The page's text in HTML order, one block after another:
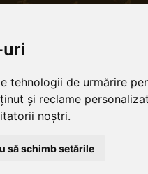
uri
tehnologii de urmărire
și reclame
noștri.
să schimb setările